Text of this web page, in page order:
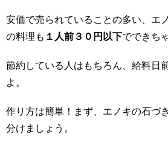
安価で売られていることの多い、エ
の料理も １人前３０円以下でできち
節約している人はもちろん、給料日
よ。
作り方は簡単！まず、エノキの石づ
分けましょう。